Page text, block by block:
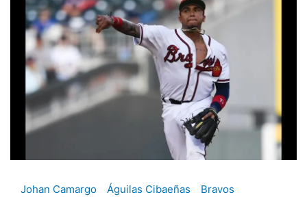
Johan Camargo Águilas Cibaeñas
Bravos